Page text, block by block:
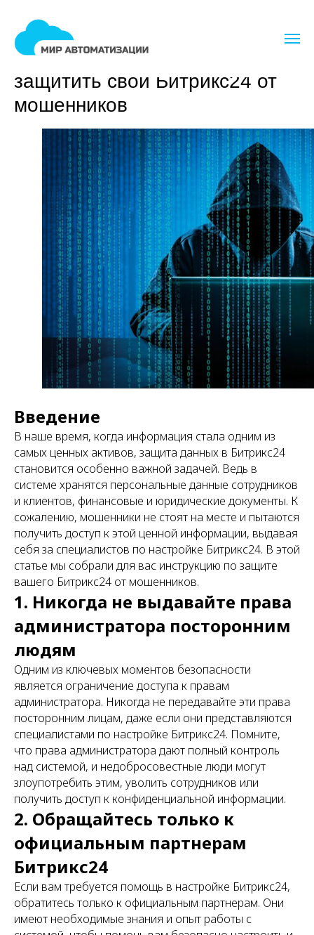
Лайфхаки бизнеса в CRM. Как
защитить свой Битрикс24 от
мошенников
Введение
В наше время, когда информация стала одним из
самых ценных активов, защита данных в Битрикс24
становится особенно важной задачей. Ведь в
системе хранятся персональные данные сотрудников
и клиентов, финансовые и юридические документы. К
сожалению, мошенники не стоят на месте и пытаются
получить доступ к этой ценной информации, выдавая
себя за специалистов по настройке Битрикс24. В этой
статье мы собрали для вас инструкцию по защите
вашего Битрикс24 от мошенников.
1. Никогда не выдавайте права
администратора посторонним
людям
Одним из ключевых моментов безопасности
является ограничение доступа к правам
администратора. Никогда не передавайте эти права
посторонним лицам, даже если они представляются
специалистами по настройке Битрикс24. Помните,
что права администратора дают полный контроль
над системой, и недобросовестные люди могут
злоупотребить этим, уволить сотрудников или
получить доступ к конфиденциальной информации.
2. Обращайтесь только к
официальным партнерам
Битрикс24
Если вам требуется помощь в настройке Битрикс24,
обратитесь только к официальным партнерам. Они
имеют необходимые знания и опыт работы с